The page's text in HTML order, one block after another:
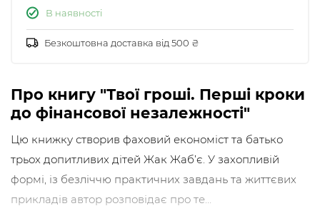
В наявності
Безкоштовна доставка від 500 ₴
Про книгу "Твої гроші. Перші кроки
до фінансової незалежності"
Цю книжку створив фаховий економіст та батько
трьох допитливих дітей Жак Жаб’є. У захопливій
формі, із безліччю практичних завдань та життєвих
прикладів автор розповідає про те…